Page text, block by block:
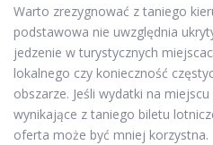
Warto zrezygnować z taniego
podstawowa nie uwzględnia
jedzenie w turystycznych
lokalnego czy konieczność
obszarze. Jeśli wydatki na
wynikające z taniego biletu
oferta może być mniej korzystna.